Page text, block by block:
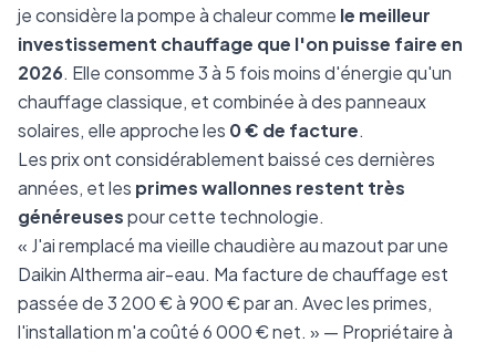
je considère la pompe à chaleur comme le meilleur
investissement chauffage que l'on puisse faire en
2026. Elle consomme 3 à 5 fois moins d'énergie qu'un
chauffage classique, et combinée à des panneaux
solaires, elle approche les 0 € de facture.
Les prix ont considérablement baissé ces dernières
années, et les primes wallonnes restent très
généreusespour cette technologie.
« J'ai remplacé ma vieille chaudière au mazout par une
Daikin Altherma air-eau. Ma facture de chauffage est
passée de 3 200 € à 900 € par an. Avec les primes,
l'installation m'a coûté 6 000 € net. » — Propriétaire à